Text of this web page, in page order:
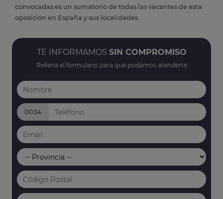
convocadas es un sumatorio de todas las vacantes de esta
oposición en España y sus localidades
TE INFORMAMOS SIN COMPROMISO
Rellena el formulario para que podamos atenderte
0034